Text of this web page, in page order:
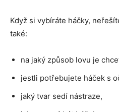
Když si vybíráte háčky,
také:
na jaký způsob lovu je
jestli potřebujete háček s
jaký tvar sedí nástraze,